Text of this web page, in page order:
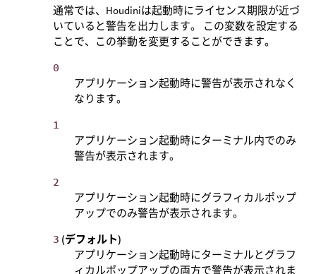
通常では、Houdiniは起動時にライセンス期限が近づ
いていると警告を出力します。 この変数を設定する
ことで、この挙動を変更することができます。
0
アプリケーション起動時に警告が表示されなく
なります。
1
アプリケーション起動時にターミナル内でのみ
警告が表示されます。
2
アプリケーション起動時にグラフィカルポップ
アップでのみ警告が表示されます。
3 (デフォルト)
アプリケーション起動時にターミナルとグラフ
ィカルポップアップの両方で警告が表示されま